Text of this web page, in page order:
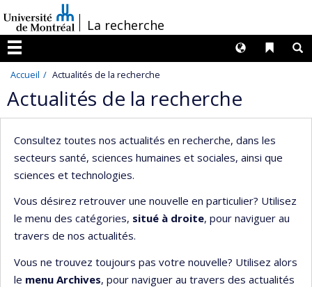
au
contenu
/La recherche
Menu
Liens
Langues
Accueil Actualités de la recherche
Actualités de la recherche
Consultez toutes nos actualités en recherche, dans les
secteurs santé, sciences humaines et sociales, ainsi que
sciences et technologies.
Vous désirez retrouver une nouvelle en particulier? Utilisez
le menu des catégories, situé à droite, pour naviguer au
travers de nos actualités.
Vous ne trouvez toujours pas votre nouvelle? Utilisez alors
le menu Archives, pour naviguer au travers des actualités